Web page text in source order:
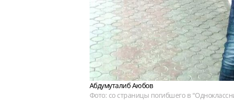
Абдумуталиб Аюбов
Фото: со страницы погибшего в